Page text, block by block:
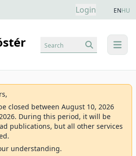
Login ENHU
menu
Search
closed between August 10, 2026
During this period, it will be
publications, but all other services
understanding.